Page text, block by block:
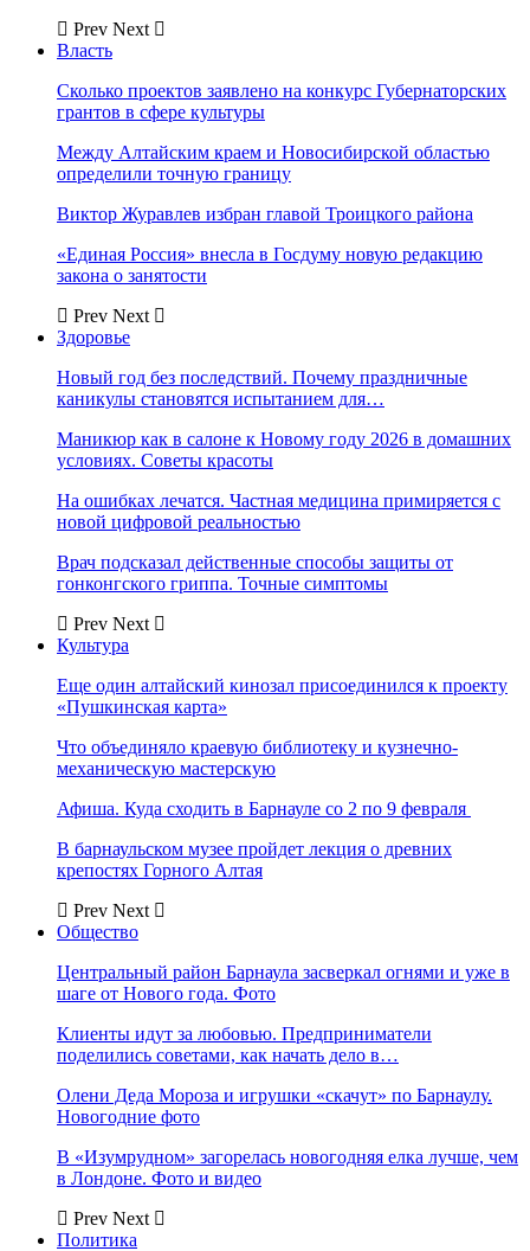
Prev Next
Власть
Сколько проектов заявлено на конкурс Губернаторских
грантов в сфере культуры
Между Алтайским краем и Новосибирской областью
определили точную границу
Виктор Журавлев избран главой Троицкого района
«Единая Россия» внесла в Госдуму новую редакцию
закона о занятости
Prev Next
Здоровье
Новый год без последствий. Почему праздничные
каникулы становятся испытанием для…
Маникюр как в салоне к Новому году 2026 в домашних
условиях. Советы красоты
На ошибках лечатся. Частная медицина примиряется с
новой цифровой реальностью
Врач подсказал действенные способы защиты от
гонконгского гриппа. Точные симптомы
Prev Next
Культура
Еще один алтайский кинозал присоединился к проекту
«Пушкинская карта»
Что объединяло краевую библиотеку и кузнечно-
механическую мастерскую
Афиша. Куда сходить в Барнауле со 2 по 9 февраля
В барнаульском музее пройдет лекция о древних
крепостях Горного Алтая
Prev Next
Общество
Центральный район Барнаула засверкал огнями и уже в
шаге от Нового года. Фото
Клиенты идут за любовью. Предприниматели
поделились советами, как начать дело в…
Олени Деда Мороза и игрушки «скачут» по Барнаулу.
Новогодние фото
В «Изумрудном» загорелась новогодняя елка лучше, чем
в Лондоне. Фото и видео
Prev Next
Политика